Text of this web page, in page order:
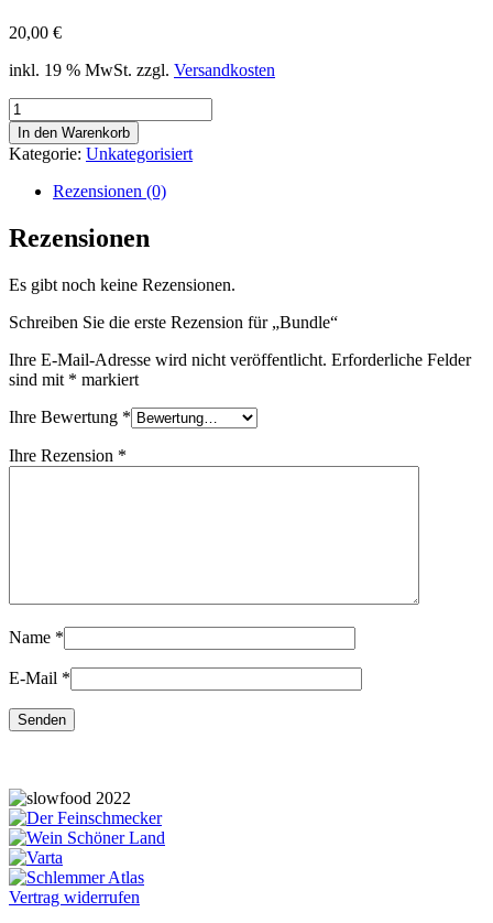
20,00 €
inkl. 19 % MwSt. zzgl. Versandkosten
Bundle
Menge
In den Warenkorb
Kategorie: Unkategorisiert
Rezensionen (0)
Rezensionen
Es gibt noch keine Rezensionen.
Schreiben Sie die erste Rezension für „Bundle“
Ihre E-Mail-Adresse wird nicht veröffentlicht. Erforderliche Felder
sind mit * markiert
Ihre Bewertung *
Ihre Rezension *
Name *
E-Mail *
Vertrag widerrufen